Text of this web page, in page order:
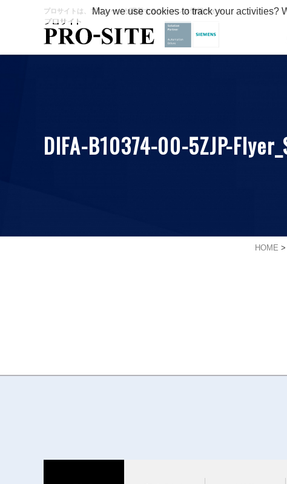
プロサイトは、プロシードが運営するシーメンス情報サイト
DIFA-B10374-00-5ZJP-
HOME >
May we use cookies to track your activities?